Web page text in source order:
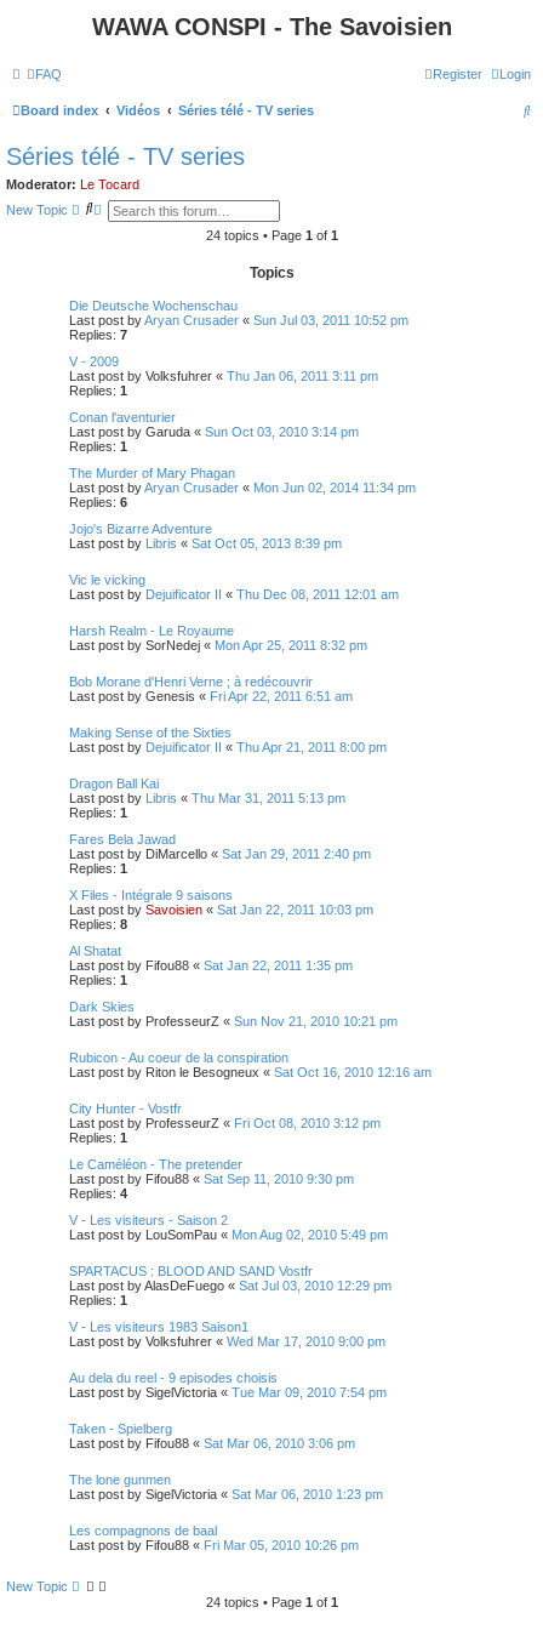
WAWA CONSPI - The Savoisien
FAQ Login
Register
Board index Vidéos Séries télé - TV series
S
Séries télé - TV series
Moderator: Le Tocard
New Topic
S A
d
s
e
r
c
h
24 topics • Page 1 of 1
Topics
Die Deutsche Wochenschau
Last post byAryan Crusader « Sun Jul 03, 2011 10:52 pm
Replies: 7
V - 2009
Last post by Volksfuhrer « Thu Jan 06, 2011 3:11 pm
Replies: 1
Conan l'aventurier
Last post by Garuda « Sun Oct 03, 2010 3:14 pm
Replies: 1
The Murder of Mary Phagan
Last post byAryan Crusader « Mon Jun 02, 2014 11:34 pm
Replies: 6
Jojo's Bizarre Adventure
Last post by Libris « Sat Oct 05, 2013 8:39 pm
Vic le vicking
Last post by Dejuificator II « Thu Dec 08, 2011 12:01 am
Harsh Realm - Le Royaume
Last post by SorNedej « Mon Apr 25, 2011 8:32 pm
Bob Morane d'Henri Verne ; à redécouvrir
Last post by Genesis « Fri Apr 22, 2011 6:51 am
Making Sense of the Sixties
Last post by Dejuificator II « Thu Apr 21, 2011 8:00 pm
Dragon Ball Kai
Last post by Libris « Thu Mar 31, 2011 5:13 pm
Replies: 1
Fares Bela Jawad
Last post by DiMarcello « Sat Jan 29, 2011 2:40 pm
Replies: 1
X Files - Intégrale 9 saisons
Last post by Savoisien « Sat Jan 22, 2011 10:03 pm
Replies: 8
Al Shatat
Last post by Fifou88 « Sat Jan 22, 2011 1:35 pm
Replies: 1
Dark Skies
Last post by ProfesseurZ « Sun Nov 21, 2010 10:21 pm
Rubicon - Au coeur de la conspiration
Last post by Riton le Besogneux « Sat Oct 16, 2010 12:16 am
City Hunter - Vostfr
Last post by ProfesseurZ « Fri Oct 08, 2010 3:12 pm
Replies: 1
Le Caméléon - The pretender
Last post by Fifou88 « Sat Sep 11, 2010 9:30 pm
Replies: 4
V - Les visiteurs - Saison 2
Last post by LouSomPau « Mon Aug 02, 2010 5:49 pm
SPARTACUS : BLOOD AND SAND Vostfr
Last post byAlasDeFuego « Sat Jul 03, 2010 12:29 pm
Replies: 1
V - Les visiteurs 1983 Saison1
Last post by Volksfuhrer « Wed Mar 17, 2010 9:00 pm
Au dela du reel - 9 episodes choisis
Last post by SigelVictoria « Tue Mar 09, 2010 7:54 pm
Taken - Spielberg
Last post by Fifou88 « Sat Mar 06, 2010 3:06 pm
The lone gunmen
Last post by SigelVictoria « Sat Mar 06, 2010 1:23 pm
Les compagnons de baal
Last post by Fifou88 « Fri Mar 05, 2010 10:26 pm
New Topic
24 topics • Page 1 of 1